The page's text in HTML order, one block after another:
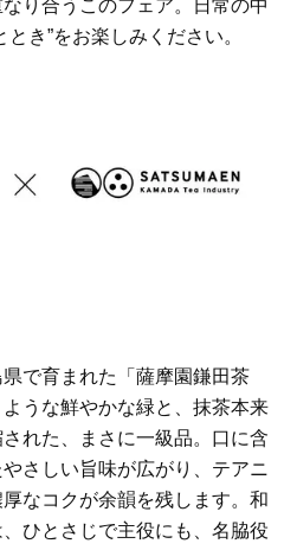
り合うこのフェア。日常の中
き”をお楽しみください。
で育まれた「薩摩園鎌田茶
うな鮮やかな緑と、抹茶本来
れた、まさに一級品。口に含
さしい旨味が広がり、テアニ
なコクが余韻を残します。和
ひとさじで主役にも、名脇役